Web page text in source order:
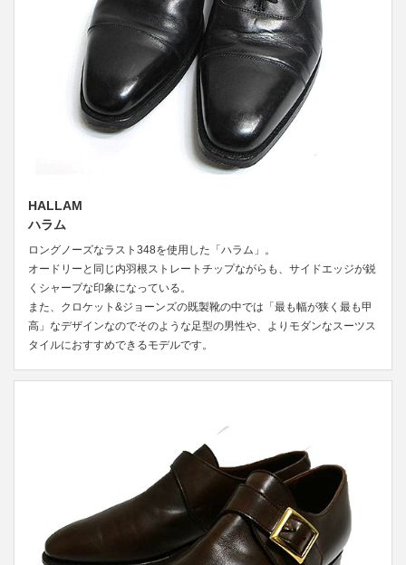
HALLAM
ハラム
ロングノーズなラスト348を使用した「ハラム」。
オードリーと同じ内羽根ストレートチップながらも、サイドエッジが鋭
くシャープな印象になっている。
また、クロケット&ジョーンズの既製靴の中では「最も幅が狭く最も甲
高」なデザインなのでそのような足型の男性や、よりモダンなスーツス
タイルにおすすめできるモデルです。